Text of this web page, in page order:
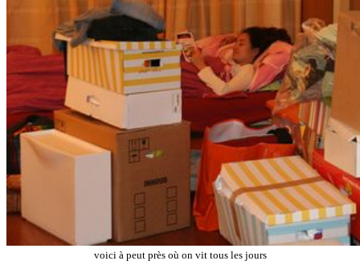
voici à peut près où on vit tous les jours